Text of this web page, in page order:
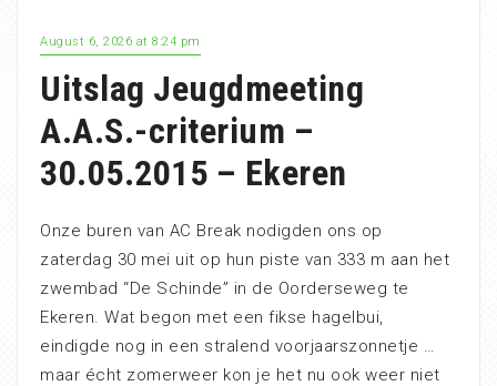
August 6, 2026 at 8:24 pm
Uitslag Jeugdmeeting
A.A.S.-criterium –
30.05.2015 – Ekeren
Onze buren van AC Break nodigden ons op
zaterdag 30 mei uit op hun piste van 333 m aan het
zwembad “De Schinde” in de Oorderseweg te
Ekeren. Wat begon met een fikse hagelbui,
eindigde nog in een stralend voorjaarszonnetje …
maar écht zomerweer kon je het nu ook weer niet